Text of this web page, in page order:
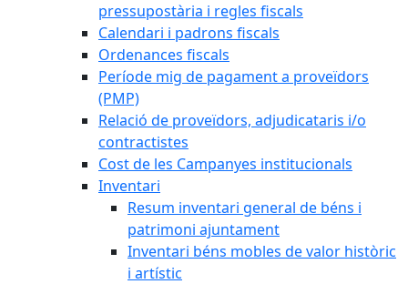
pressupostària i regles fiscals
Calendari i padrons fiscals
Ordenances fiscals
Període mig de pagament a proveïdors
(PMP)
Relació de proveïdors, adjudicataris i/o
contractistes
Cost de les Campanyes institucionals
Inventari
Resum inventari general de béns i
patrimoni ajuntament
Inventari béns mobles de valor històric
i artístic